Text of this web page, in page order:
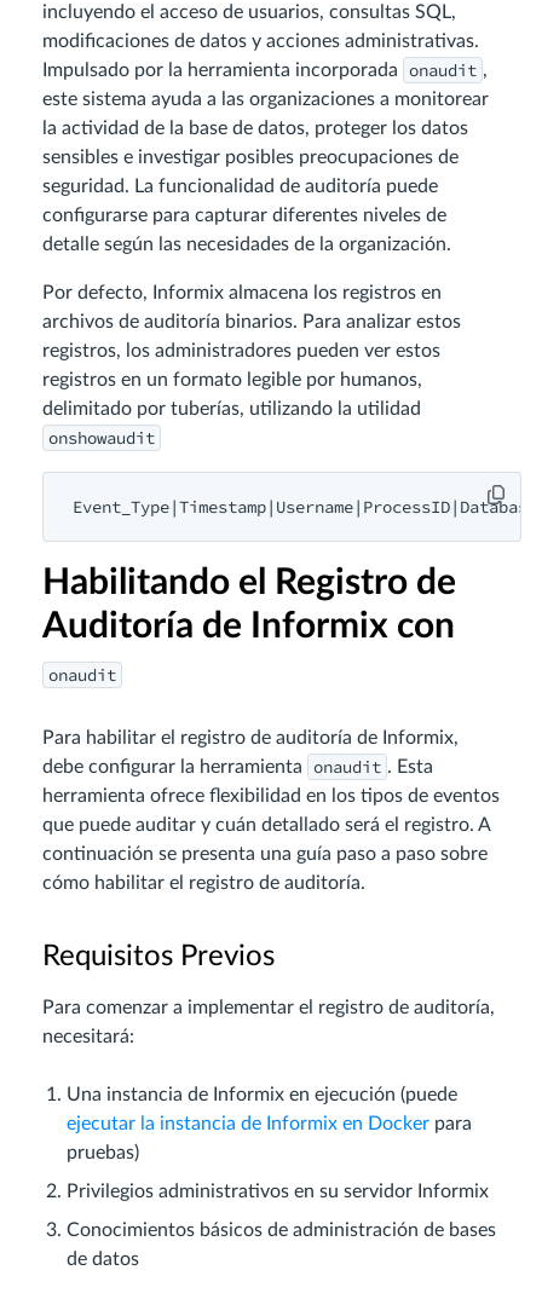
incluyendo el acceso de usuarios, consultas SQL,
modificaciones de datos y acciones administrativas.
Impulsado por la herramienta incorporada
onaudit ,
este sistema ayuda a las organizaciones a monitorear
la actividad de la base de datos, proteger los datos
sensibles e investigar posibles preocupaciones de
seguridad. La funcionalidad de auditoría puede
configurarse para capturar diferentes niveles de
detalle según las necesidades de la organización.
Por defecto, Informix almacena los registros en
archivos de auditoría binarios. Para analizar estos
registros, los administradores pueden ver estos
registros en un formato legible por humanos,
delimitado por tuberías, utilizando la utilidad
onshowaudit
Event_Type|Timestamp| Username| ProcessID| Database
Habilitando el Registro de
Auditoría de Informix con
onaudit
Para habilitar el registro de auditoría de Informix,
debe configurar la herramienta
onaudit . Esta
herramienta ofrece flexibilidad en los tipos de eventos
que puede auditar y cuán detallado será el registro. A
continuación se presenta una guía paso a paso sobre
cómo habilitar el registro de auditoría.
Requisitos Previos
Para comenzar a implementar el registro de auditoría,
necesitará:
Una instancia de Informix en ejecución (puede
ejecutar la instancia de Informix en Docker para
pruebas)
Privilegios administrativos en su servidor Informix
Conocimientos básicos de administración de bases
de datos